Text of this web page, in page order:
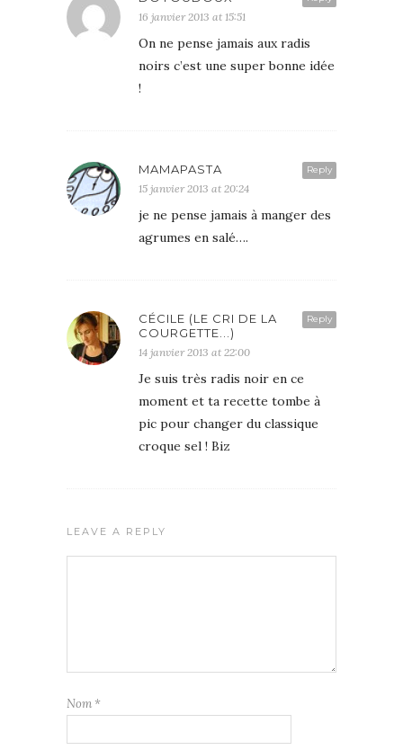
16 janvier 2013 at 15:51
On ne pense jamais aux radis
noirs c’est une super bonne idée
!
Reply
MAMAPASTA
15 janvier 2013 at 20:24
je ne pense jamais à manger des
agrumes en salé….
Reply
CÉCILE (LE CRI DE LA
COURGETTE...)
14 janvier 2013 at 22:00
Je suis très radis noir en ce
moment et ta recette tombe à
pic pour changer du classique
croque sel ! Biz
LEAVE A REPLY
Nom *